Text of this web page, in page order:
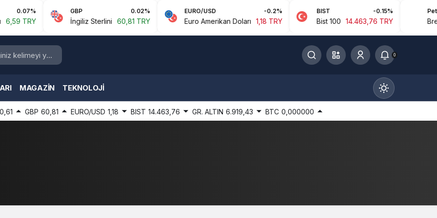
0.07%
TRY
GBP 0.02%
İngiliz Sterlini 60,81 TRY
EURO/USD -0.2%
Euro Amerikan Doları 1,18 TRY
BIST -0.15%
Bist 100 14.463,76 TRY
Petrol
Brent
0
MAGAZIN TEKNOLOJI
Gece Modu
0,61 GBP 60,81 EURO/USD 1,18 BIST 14.463,76 GR. ALTIN 6.919,43 BTC 0,000000